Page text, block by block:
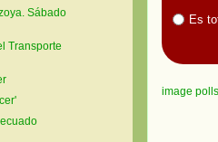
Es
image polls
Sábado
Transporte